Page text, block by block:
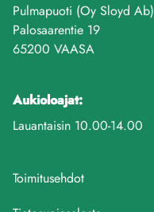
Pulmapuoti (Oy Sloyd Ab)
Palosaarentie 19
65200 VAASA
Aukioloajat:
Lauantaisin 10.00-14.00
Toimitusehdot